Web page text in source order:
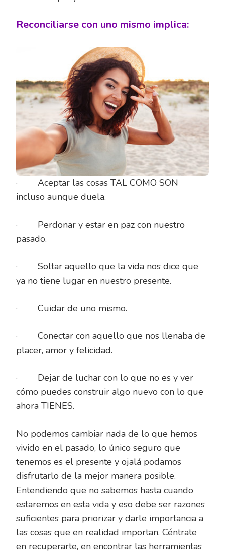
Reconciliarse con uno mismo implica:
· Aceptar las cosas TAL COMO SON
incluso aunque duela.
· Perdonar y estar en paz con nuestro
pasado.
· Soltar aquello que la vida nos dice que
ya no tiene lugar en nuestro presente.
· Cuidar de uno mismo.
· Conectar con aquello que nos llenaba de
placer, amor y felicidad.
· Dejar de luchar con lo que no es y ver
cómo puedes construir algo nuevo con lo que
ahora TIENES.
No podemos cambiar nada de lo que hemos
vivido en el pasado, lo único seguro que
tenemos es el presente y ojalá podamos
disfrutarlo de la mejor manera posible.
Entendiendo que no sabemos hasta cuando
estaremos en esta vida y eso debe ser razones
suficientes para priorizar y darle importancia a
las cosas que en realidad importan. Céntrate
en recuperarte, en encontrar las herramientas